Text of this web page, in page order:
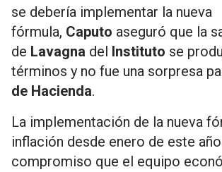
se debería implementar la nueva
fórmula, Caputo aseguró que la
de Lavagna del Instituto se
términos y no fue una sorpresa
de Hacienda.
La implementación de la nueva
inflación desde enero de este
compromiso que el equipo